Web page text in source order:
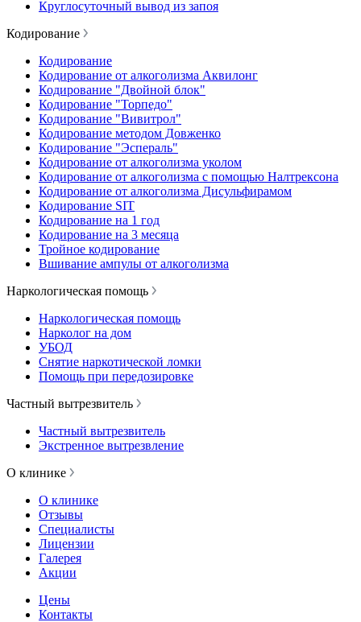
Круглосуточный вывод из запоя
Кодирование
Кодирование
Кодирование от алкоголизма Аквилонг
Кодирование "Двойной блок"
Кодирование "Торпедо"
Кодирование "Вивитрол"
Кодирование методом Довженко
Кодирование "Эспераль"
Кодирование от алкоголизма уколом
Кодирование от алкоголизма с помощью Налтрексона
Кодирование от алкоголизма Дисульфирамом
Кодирование SIT
Кодирование на 1 год
Кодирование на 3 месяца
Тройное кодирование
Вшивание ампулы от алкоголизма
Наркологическая помощь
Наркологическая помощь
Нарколог на дом
УБОД
Снятие наркотической ломки
Помощь при передозировке
Частный вытрезвитель
Частный вытрезвитель
Экстренное вытрезвление
О клинике
О клинике
Отзывы
Специалисты
Лицензии
Галерея
Акции
Цены
Контакты